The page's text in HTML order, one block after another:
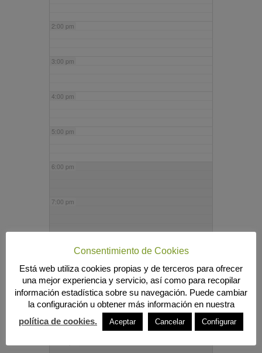
2:00 pm
3:00 pm
4:00 pm
5:00 pm
6:00 pm
7:00 pm
9:00 pm
10:00 pm
Consentimiento de Cookies
Está web utiliza cookies propias y de terceros para ofrecer
una mejor experiencia y servicio, así como para recopilar
información estadística sobre su navegación. Puede cambiar
la configuración u obtener más información en nuestra
política de cookies.
Aceptar Cancelar Configurar